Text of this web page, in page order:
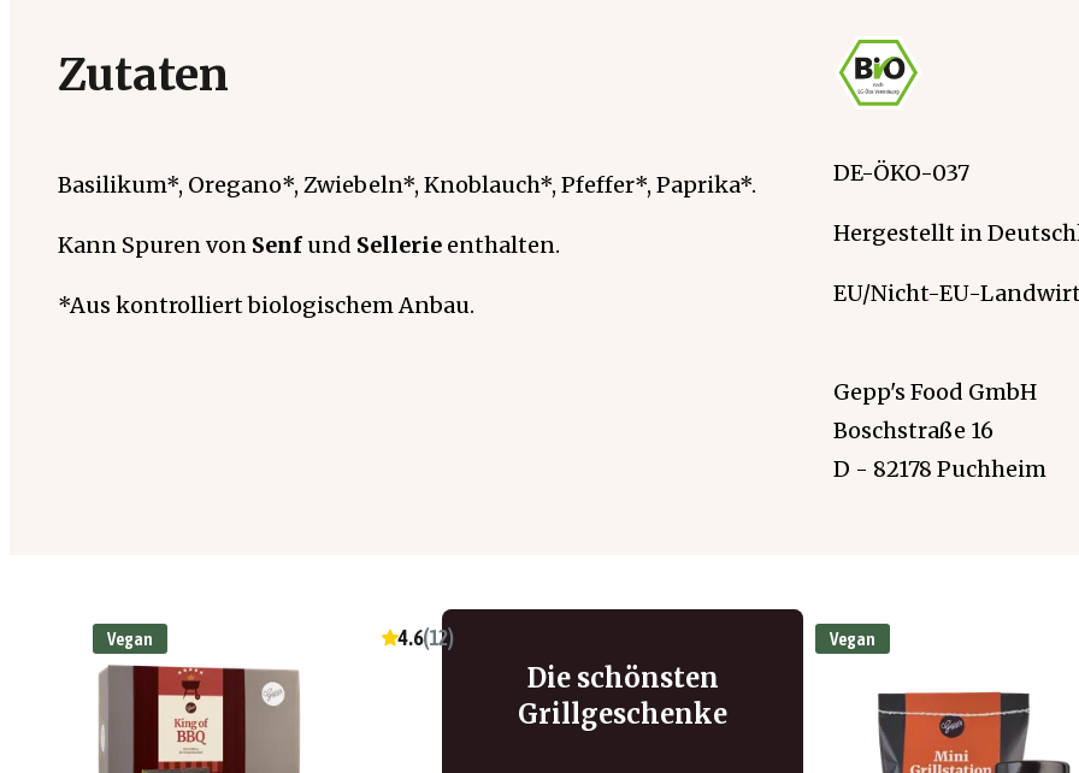
Zutaten
Basilikum*, Oregano*, Zwiebeln*, Knoblauch*, Pfeffer*, Paprika*.
Kann Spuren von Senf und Sellerie enthalten.
*Aus kontrolliert biologischem Anbau.
DE-ÖKO-037
Hergestellt in
EU/Nicht-EU-
Gepp's Food GmbH
Boschstraße 16
D - 82178 Puchheim
Vegan 4.6(12)
Die schönsten
Grillgeschenke
Vegan